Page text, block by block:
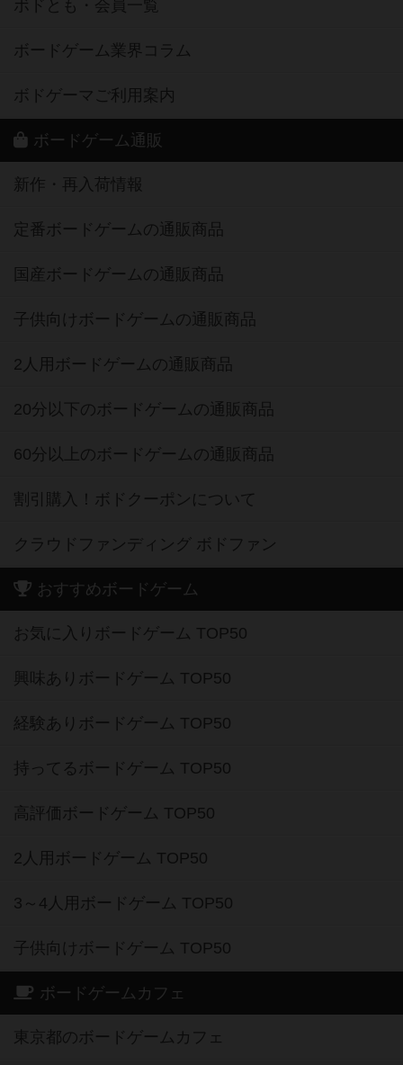
ボドとも・会員一覧
ボードゲーム業界コラム
ボドゲーマご利用案内
ボードゲーム通販
新作・再入荷情報
定番ボードゲームの通販商品
国産ボードゲームの通販商品
子供向けボードゲームの通販商品
2人用ボードゲームの通販商品
20分以下のボードゲームの通販商品
60分以上のボードゲームの通販商品
割引購入！ボドクーポンについて
クラウドファンディング ボドファン
おすすめボードゲーム
お気に入りボードゲーム TOP50
興味ありボードゲーム TOP50
経験ありボードゲーム TOP50
持ってるボードゲーム TOP50
高評価ボードゲーム TOP50
2人用ボードゲーム TOP50
3～4人用ボードゲーム TOP50
子供向けボードゲーム TOP50
ボードゲームカフェ
東京都のボードゲームカフェ